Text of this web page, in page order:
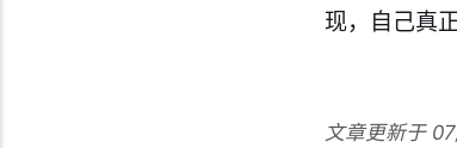
现，自己真
文章更新于